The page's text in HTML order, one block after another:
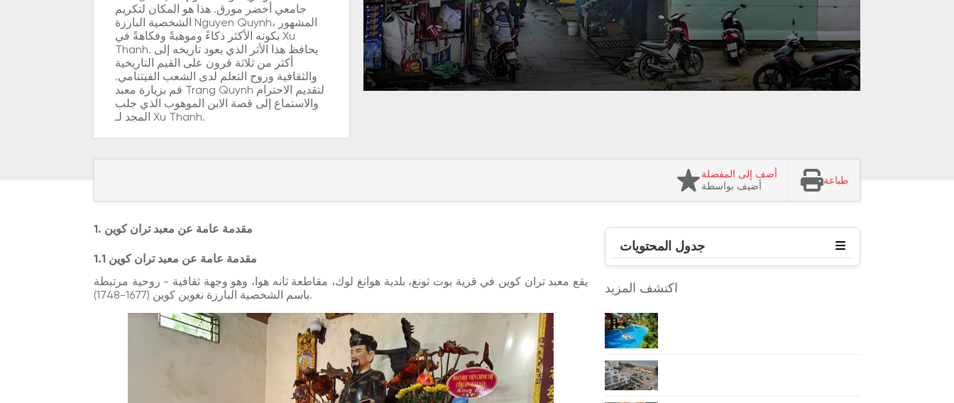
جامعي أخضر مورق. هذا هو المكان لتكريم
الشخصية البارزة Nguyen Quynh، المشهور
بكونه الأكثر ذكاءً وموهبةً وفكاهةً في Xu
Thanh. يحافظ هذا الأثر الذي يعود تاريخه إلى
أكثر من ثلاثة قرون على القيم التاريخية
والثقافية وروح التعلم لدى الشعب الفيتنامي.
قم بزيارة معبد Trang Quynh لتقديم الاحترام
والاستماع إلى قصة الابن الموهوب الذي جلب
المجد لـ Xu Thanh.
أضف إلى المفضلة
أضيف بواسطة
طباعة
1. مقدمة عامة عن معبد تران كوين
1.1 مقدمة عامة عن معبد تران كوين
يقع معبد تران كوين في قرية بوت ثونغ، بلدية هوانغ لوك، مقاطعة ثانه هوا، وهو وجهة ثقافية - روحية مرتبطة
باسم الشخصية البارزة نغوين كوين (1677-1748).
جدول المحتويات
اكتشف المزيد